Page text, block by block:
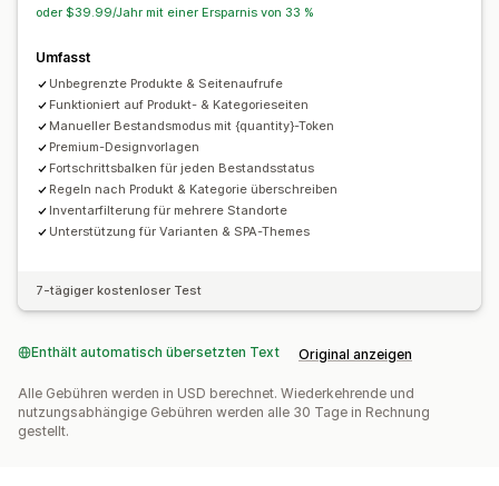
Analysen und Berichte
oder $39.99/Jahr mit einer Ersparnis von 33 %
Umfasst
Unbegrenzte Produkte & Seitenaufrufe
Funktioniert auf Produkt- & Kategorieseiten
Manueller Bestandsmodus mit {quantity}-Token
Premium-Designvorlagen
Fortschrittsbalken für jeden Bestandsstatus
Regeln nach Produkt & Kategorie überschreiben
Inventarfilterung für mehrere Standorte
Unterstützung für Varianten & SPA-Themes
7-tägiger kostenloser Test
Enthält automatisch übersetzten Text Original anzeigen
Alle Gebühren werden in USD berechnet. Wiederkehrende und
nutzungsabhängige Gebühren werden alle 30 Tage in Rechnung
gestellt.